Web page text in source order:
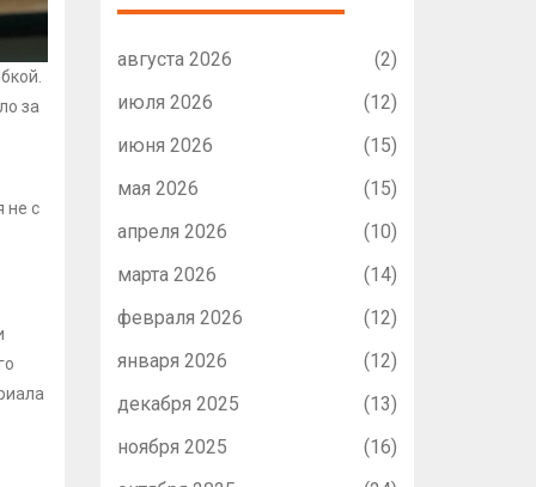
за
не с
августа 2026
(2)
июля 2026
(12)
июня 2026
(15)
мая 2026
(15)
апреля 2026
(10)
марта 2026
(14)
февраля 2026
(12)
января 2026
(12)
декабря 2025
(13)
ноября 2025
(16)